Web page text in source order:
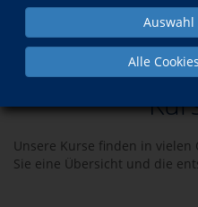
Alle
Kursorte
Unsere Kurse finden in
Sie eine Übersicht und die